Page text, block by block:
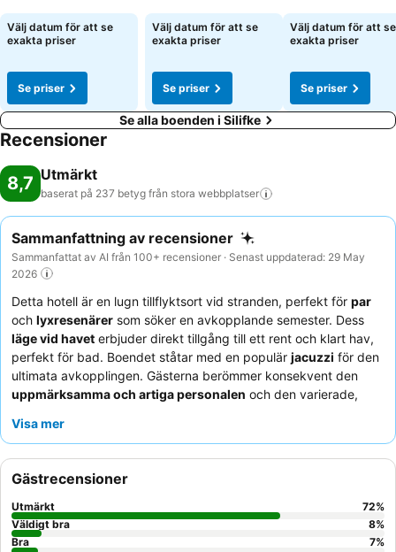
Välj datum för att se
exakta priser
Se priser
Se priser
Välj datum för att se
exakta priser
Se priser
Se priser
Välj datum för att se
exakta priser
Se priser
Se alla boenden i Silifke
Recensioner
8,7 Utmärkt
baserat på 237 betyg från stora webbplatser
Sammanfattning av recensioner
Sammanfattat av AI från 100+ recensioner · Senast uppdaterad: 29 May
2026
Detta hotell är en lugn tillflyktsort vid stranden, perfekt för par
och lyxresenärer som söker en avkopplande semester. Dess
läge vid havet erbjuder direkt tillgång till ett rent och klart hav,
perfekt för bad. Boendet ståtar med en populär jacuzzi för den
ultimata avkopplingen. Gästerna berömmer konsekvent den
uppmärksamma och artiga personalen och den varierade,
För den bästa upplevelsen, överväg att boka ett rum på en
Visa mer
Gästrecensioner
Utmärkt 72%
Väldigt bra
8%
Bra
7%